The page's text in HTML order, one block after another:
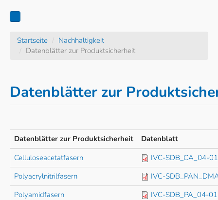
Startseite
Nachhaltigkeit
Datenblätter zur Produktsicherheit
Datenblätter zur
Datenblätter zur Produktsicherheit
Datenblatt
Celluloseacetatfasern
IVC-SDB_CA_04-
Polyacrylnitrilfasern
IVC-
Polyamidfasern
IVC-SDB_PA_04-